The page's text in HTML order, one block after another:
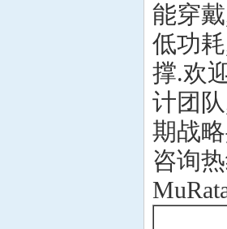
能穿
低功
撑.欢
计团
期战
咨询